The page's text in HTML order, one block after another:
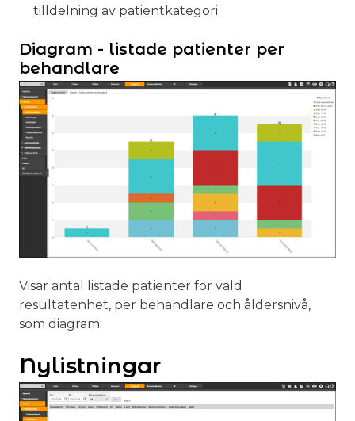
tilldelning av patientkategori
Diagram - listade patienter per
behandlare
Visar antal listade patienter för vald
resultatenhet, per behandlare och åldersnivå,
som diagram.
Nylistningar